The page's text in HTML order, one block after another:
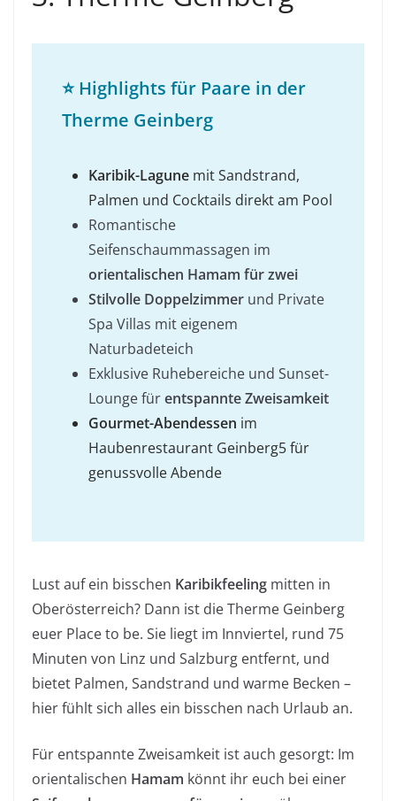
⭐Highlights für Paare in der
Therme Geinberg
Karibik-Lagunemit Sandstrand,
Palmen und Cocktails direkt am Pool
Romantische
Seifenschaummassagen im
orientalischen Hamam für zwei
Stilvolle Doppelzimmerund Private
Spa Villas mit eigenem
Naturbadeteich
Exklusive Ruhebereiche und Sunset-
Lounge fürentspannte Zweisamkeit
Gourmet-Abendessen im
Haubenrestaurant Geinberg5 für
genussvolle Abende
Lust auf ein bisschen Karibikfeeling mitten in
Oberösterreich? Dann ist die Therme Geinberg
euer Place to be. Sie liegt im Innviertel, rund 75
Minuten von Linz und Salzburg entfernt, und
bietet Palmen, Sandstrand und warme Becken –
hier fühlt sich alles ein bisschen nach Urlaub an.
Für entspannte Zweisamkeit ist auch gesorgt: Im
orientalischen Hamam könnt ihr euch bei einer